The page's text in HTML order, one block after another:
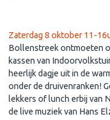
Zaterdag 8 oktober 11-
Bollenstreek ontmoeten
kassen van
heerlijk dagje uit in de
onder de druivenranken!
lekkers of lunch erbij van
de live muziek van Hans